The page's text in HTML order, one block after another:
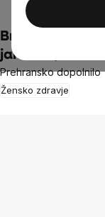
Prehranska
BrainMax
jama 1:3, 100 ml
Prehransko dopolnilo
Žensko zdravje